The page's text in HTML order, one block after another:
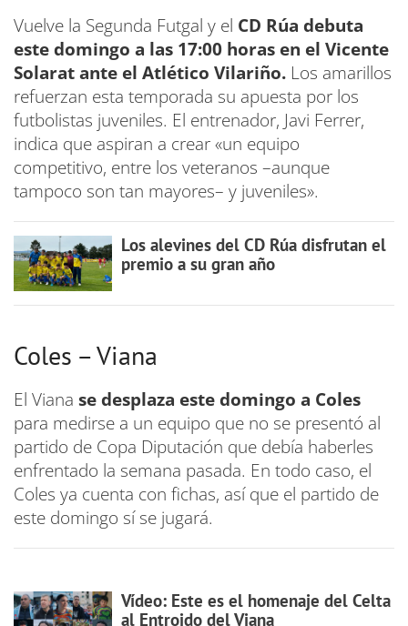
Vuelve la Segunda Futgal y el CD Rúa debuta
este domingo a las 17:00 horas en el Vicente
Solarat ante el Atlético Vilariño. Los amarillos
refuerzan esta temporada su apuesta por los
futbolistas juveniles. El entrenador, Javi Ferrer,
indica que aspiran a crear «un equipo
competitivo, entre los veteranos –aunque
tampoco son tan mayores– y juveniles».
Los alevines del CD Rúa disfrutan el
premio a su gran año
Coles – Viana
El Viana se desplaza este domingo a Coles
para medirse a un equipo que no se presentó al
partido de Copa Diputación que debía haberles
enfrentado la semana pasada. En todo caso, el
Coles ya cuenta con fichas, así que el partido de
este domingo sí se jugará.
Vídeo: Este es el homenaje del Celta
al Entroido del Viana